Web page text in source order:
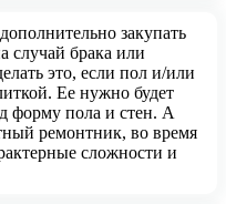
закупать
случай брака или
это, если пол и/или
Ее нужно будет
форму пола и стен. А
ремонтник, во время
сложности и